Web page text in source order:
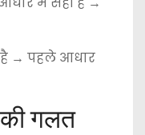
→ पहले आधार
की गलत